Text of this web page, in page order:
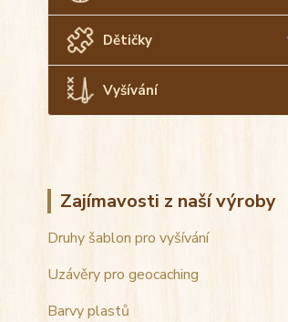
Dětičky
Vyšívání
Zajímavosti z naší výroby
Druhy šablon pro vyšívání
Uzávěry pro geocaching
Barvy plastů